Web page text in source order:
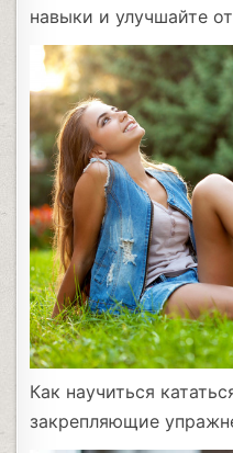
навыки и улучшайте
Как научиться
закрепляющие